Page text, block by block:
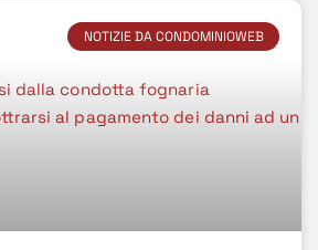
NOTIZIE DA CONDOMINIOWEB